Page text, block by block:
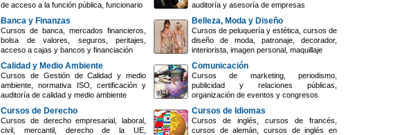
de acceso a la función pública, funcionario
auditoría y asesoría de empresas
Banca y Finanzas
Cursos de banca, mercados financieros,
bolsa de valores, seguros, peritajes,
acceso a cajas y bancos y financiación
Belleza, Moda y Diseño
Cursos de peluquería y estética, cursos de
diseño de moda, patronaje, decorador,
interiorista, imagen personal, maquillaje
Calidad y Medio Ambiente
Cursos de Gestión de Calidad y medio
ambiente, normativa ISO, certificación y
auditoría de calidad y medio ambiente
Comunicación
Cursos de marketing, periodismo,
publicidad y relaciones públicas,
organización de eventos y congresos
Cursos de Derecho
Cursos de derecho empresarial, laboral,
civil, mercantil, derecho de la UE,
Cursos de Idiomas
Cursos de inglés, cursos de francés,
cursos de alemán, cursos de inglés en